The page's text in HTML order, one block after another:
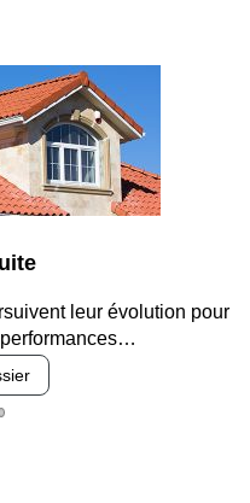
Entre circulation,